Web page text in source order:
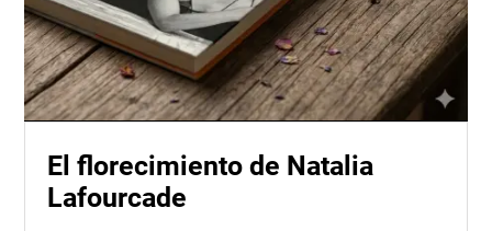
El florecimiento de Natalia
Lafourcade